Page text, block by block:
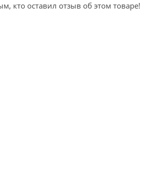
кто оставил отзыв об этом товаре!